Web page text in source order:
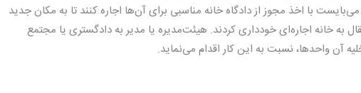
با اخذ مجوز از دادگاه خانه مناسبی برای آن‌ها اجاره کنند تا به مکان جدید
به خانه اجاره‌ای خودداری کردند. هیئت‌مدیره یا مدیر به دادگستری یا مجتمع
آن واحدها، نسبت به این کار اقدام می‌نماید.